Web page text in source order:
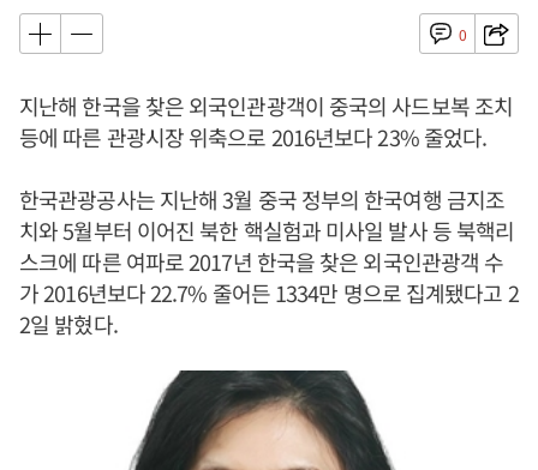
0
지난해 한국을 찾은 외국인관광객이 중국의 사드보복 조치
등에 따른 관광시장 위축으로 2016년보다 23% 줄었다.
한국관광공사는 지난해 3월 중국 정부의 한국여행 금지조
치와 5월부터 이어진 북한 핵실험과 미사일 발사 등 북핵리
스크에 따른 여파로 2017년 한국을 찾은 외국인관광객 수
가 2016년보다 22.7% 줄어든 1334만 명으로 집계됐다고 2
2일 밝혔다.